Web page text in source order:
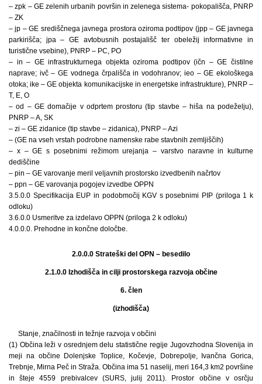
– zpk – GE zelenih urbanih površin in zelenega sistema- pokopališča, PNRP
– ZK
– jp – GE središčnega javnega prostora oziroma podtipov (jpp – GE javnega
parkirišča; jpa – GE avtobusnih postajališč ter obeležij informativne in
turistične vsebine), PNRP – PC, PO
– in – GE infrastrukturnega objekta oziroma podtipov (ičn – GE čistilne
naprave; ivč – GE vodnega črpališča in vodohranov; ieo – GE ekološkega
otoka; ike – GE objekta komunikacijske in energetske infrastrukture), PNRP –
T, E, O
– od – GE domačije v odprtem prostoru (tip stavbe – hiša na podeželju),
PNRP – A, SK
– zi – GE zidanice (tip stavbe – zidanica), PNRP – Azi
– (GE na vseh vrstah podrobne namenske rabe stavbnih zemljiščih)
– x – GE s posebnimi režimom urejanja – varstvo naravne in kulturne
dediščine
– pin – GE varovanje meril veljavnih prostorsko izvedbenih načrtov
– ppn – GE varovanja pogojev izvedbe OPPN
3.5.0.0 Specifikacija EUP in podobmočij KGV s posebnimi PIP (priloga 1 k
odloku)
3.6.0.0 Usmeritve za izdelavo OPPN (priloga 2 k odloku)
4.0.0.0. Prehodne in končne določbe.
2.0.0.0 Strateški del OPN – besedilo
2.1.0.0 Izhodišča in cilji prostorskega razvoja občine
6. člen
(izhodišča)
Stanje, značilnosti in težnje razvoja v občini
(1) Občina leži v osrednjem delu statistične regije Jugovzhodna Slovenija in
meji na občine Dolenjske Toplice, Kočevje, Dobrepolje, Ivančna Gorica,
Trebnje, Mirna Peč in Straža. Občina ima 51 naselij, meri 164,3 km2 površine
in šteje 4559 prebivalcev (SURS, julij 2011). Prostor občine v osrčju